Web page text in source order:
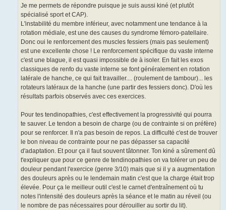
Je me permets de répondre puisque je suis aussi kiné (et plutôt
spécialisé sport et CAP).
L'instabilité du membre inférieur, avec notamment une tendance à la
rotation médiale, est une des causes du syndrome fémoro-patellaire.
Donc oui le renforcement des muscles fessiers (mais pas seulement)
est une excellente chose ! Le renforcement spécifique du vaste interne
c'est une blague, il est quasi impossible de à isoler. En fait les exos
classiques de renfo du vaste interne se font généralement en rotation
latérale de hanche, ce qui fait travailler.... (roulement de tambour)... les
rotateurs latéraux de la hanche (une partir des fessiers donc). D'où les
résultats parfois observés avec ces exercices.
Pour tes tendinopathies, c'est effectivement la progressivité qui pourra
te sauver. Le tendon a besoin de charge (ou de contrainte si on préfère)
pour se renforcer. Il n'a pas besoin de repos. La difficulté c'est de trouver
le bon niveau de contrainte pour ne pas dépasser sa capacité
d'adaptation. Et pour ça il faut souvent tâtonner. Ton kiné a sûrement dû
t'expliquer que pour ce genre de tendinopathies on va tolérer un peu de
douleur pendant l'exercice (genre 3/10) mais que si il y a augmentation
des douleurs après ou le lendemain matin c'est que la charge était trop
élevée. Pour ça le meilleur outil c'est le carnet d'entraînement où tu
notes l'intensité des douleurs après la séance et le matin au réveil (ou
le nombre de pas nécessaires pour dérouiller au sortir du lit).